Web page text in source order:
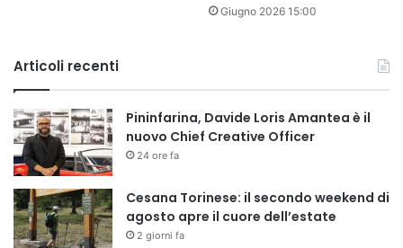
Giugno 2026 15:00
Articoli recenti
Pininfarina, Davide Loris Amantea è il
nuovo Chief Creative Officer
24 ore fa
Cesana Torinese: il secondo weekend di
agosto apre il cuore dell’estate
2 giorni fa